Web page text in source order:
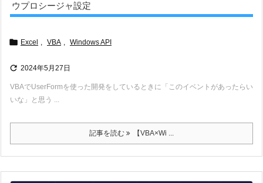
ウプロシージャ設定
 Excel , VBA , Windows API
 2024年5月27日
VBAでUserFormを使った開発をしているときに「このイベントがあったらい
いな」と思う ...
記事を読む 【VBA×Wi ...